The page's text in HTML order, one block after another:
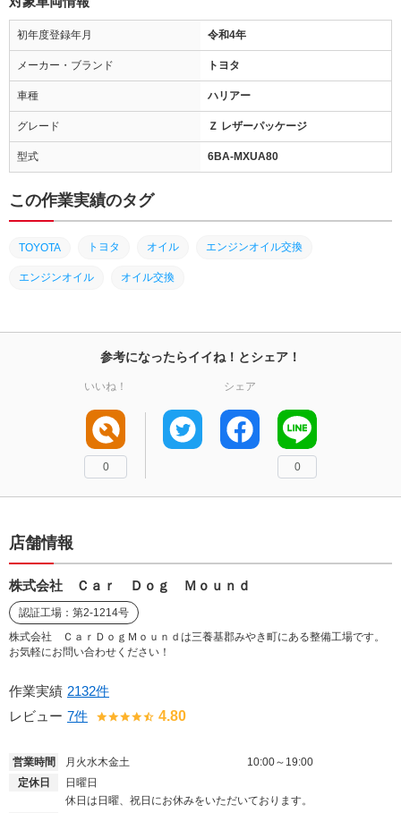
初年度登録年月 令和4年
メーカー・ブランド トヨタ
車種 ハリアー
グレード Ｚ レザーパッケージ
型式 6BA-MXUA80
この作業実績のタグ
TOYOTA トヨタ オイル エンジンオイル交換
エンジンオイル オイル交換
参考になったらイイね！とシェア！
いいね！
0
シェア
0
店舗情報
株式会社 Ｃａｒ Ｄｏｇ Ｍｏｕｎｄ
認証工場：第2-1214号
株式会社 ＣａｒＤｏｇＭｏｕｎｄは三養基郡みやき町にある整備工場です。
お気軽にお問い合わせください！
作業実績 2132件
レビュー 7件 4.80
営業時間 月火水木金土
10:00～19:00
定休日
日曜日
休日は日曜、祝日にお休みをいただいております。